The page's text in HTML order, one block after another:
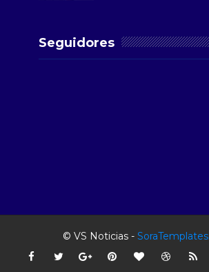
Seguidores
© VS Noticias -SoraTemplates